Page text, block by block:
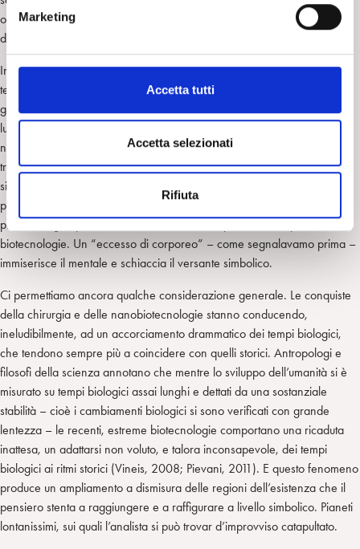
e
d
e
n
Marketing
Accetta tutti
Accetta selezionati
Rifiuta
omoaffettive, che hanno dato vita ad un bambino ricorrendo ai vari tipi
di fecondazione assistita o alla surrogacy (maternità surrogata).
In questo contributo preme specialmente mettere in rilievo come queste
tecniche avveniristiche stiano sempre più disgiungendo la funzione
generativa dalla sessualità. Il desiderio sembra non poter sostare a
lungo nell’area della fantasia, ma deve essere quanto prima e
necessariamente soddisfatto. L’immaginario diventa subito “gesto”, si
traduce in un’azione concreta, provocando il collasso del registro
simbolico sulla realtà (Corsa, 2015). Questo discorso non vale soltanto
per le moderne pratiche di fecondazione assistita, ma va tenuto
presente ogni qualvolta si affrontano i risvolti psichici delle più avanzate
biotecnologie. Un “eccesso di corporeo” – come segnalavamo prima –
immiserisce il mentale e schiaccia il versante simbolico.
Ci permettiamo ancora qualche considerazione generale. Le conquiste
della chirurgia e delle nanobiotecnologie stanno conducendo,
ineludibilmente, ad un accorciamento drammatico dei tempi biologici,
che tendono sempre più a coincidere con quelli storici. Antropologi e
filosofi della scienza annotano che mentre lo sviluppo dell’umanità si è
misurato su tempi biologici assai lunghi e dettati da una sostanziale
stabilità – cioè i cambiamenti biologici si sono verificati con grande
lentezza – le recenti, estreme biotecnologie comportano una ricaduta
inattesa, un adattarsi non voluto, e talora inconsapevole, dei tempi
biologici ai ritmi storici (Vineis, 2008; Pievani, 2011). E questo fenomeno
produce un ampliamento a dismisura delle regioni dell’esistenza che il
pensiero stenta a raggiungere e a raffigurare a livello simbolico. Pianeti
lontanissimi, sui quali l’analista si può trovar d’improvviso catapultato.